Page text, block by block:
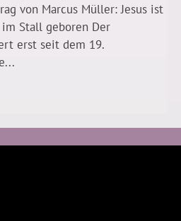
von Marcus Müller: Jesus ist
Stall geboren Der
erst seit dem 19.